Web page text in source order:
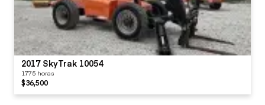
2017 SkyTrak 10054
1775 horas
$36,500